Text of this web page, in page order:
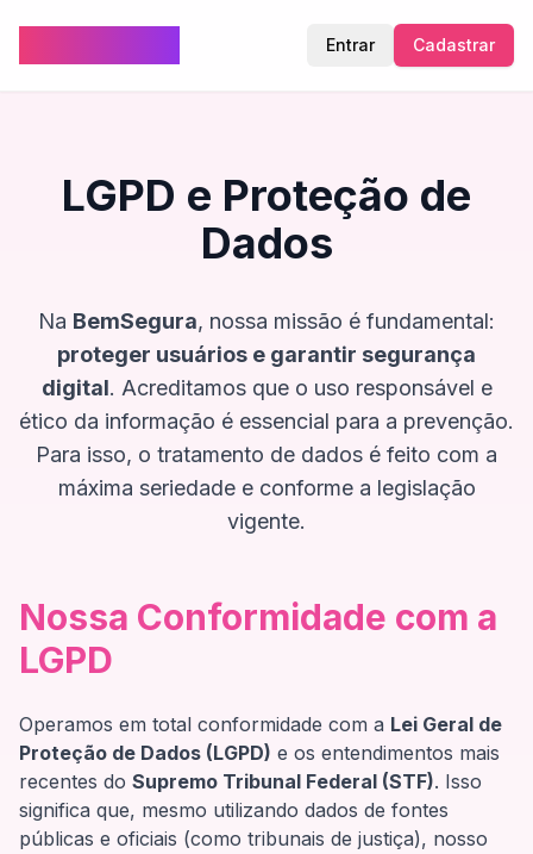
Entrar Cadastrar
LGPD e Proteção de
Dados
Na BemSegura, nossa missão é fundamental:
proteger usuários e garantir segurança
digital. Acreditamos que o uso responsável e
ético da informação é essencial para a prevenção.
Para isso, o tratamento de dados é feito com a
máxima seriedade e conforme a legislação
vigente.
Nossa Conformidade com a
LGPD
Operamos em total conformidade com a Lei Geral de
Proteção de Dados (LGPD) e os entendimentos mais
recentes do Supremo Tribunal Federal (STF). Isso
significa que, mesmo utilizando dados de fontes
públicas e oficiais (como tribunais de justiça), nosso